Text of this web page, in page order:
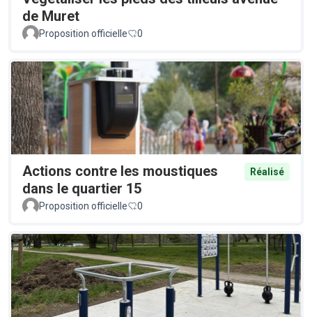
de Muret
Proposition officielle 0
Actions contre les moustiques
dans le quartier 15
Réalisé
Proposition officielle 0